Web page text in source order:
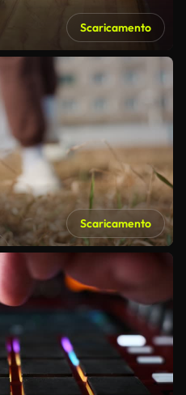
Scaricamento
Scaricamento